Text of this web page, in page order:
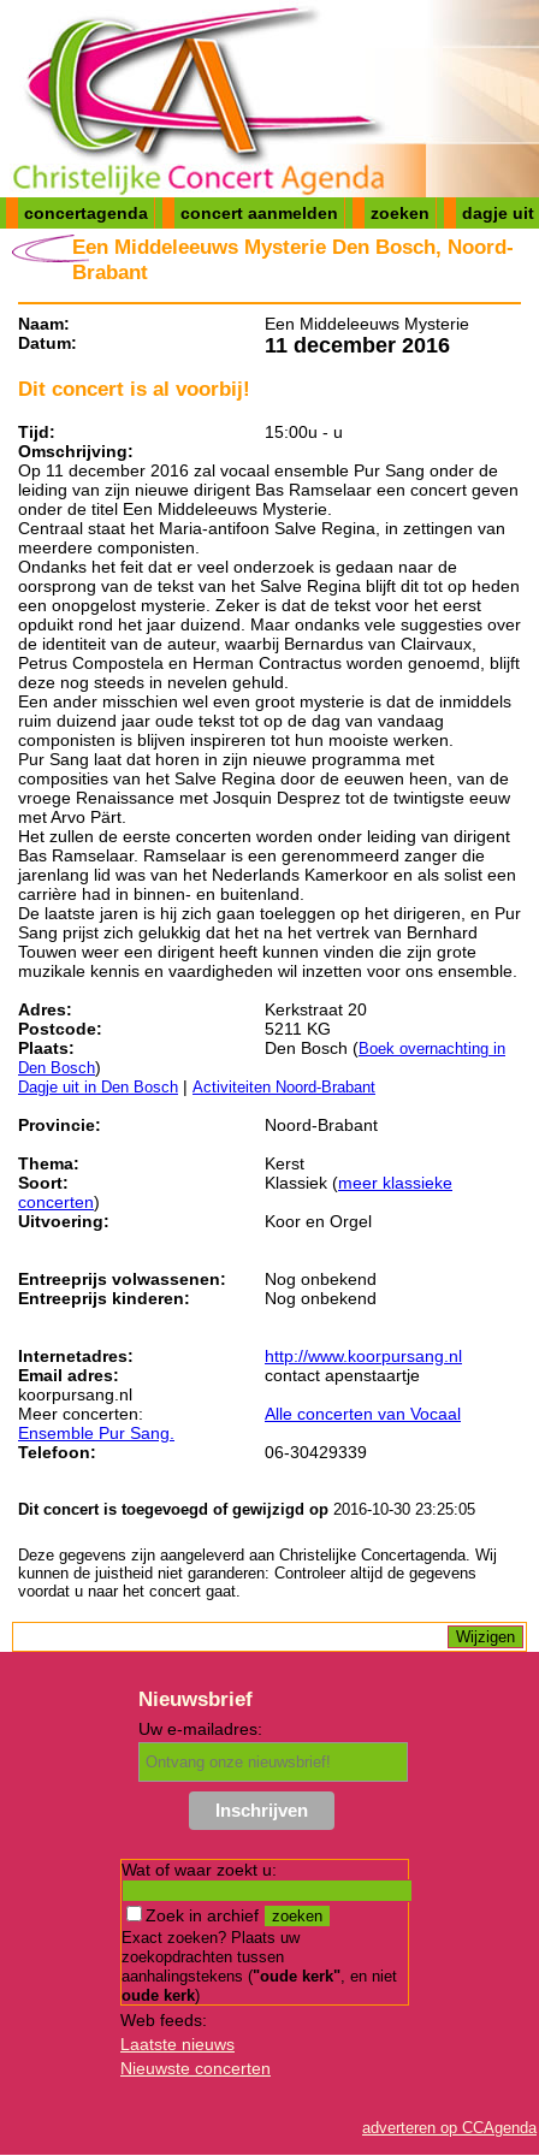
concertagenda concert aanmelden zoeken dagje uit
Een Middeleeuws Mysterie Den Bosch, Noord-
Brabant
Naam:
Een Middeleeuws Mysterie
Datum:
11 december 2016
Dit concert is al voorbij!
Tijd:
15:00u - u
Omschrijving:
Op 11 december 2016 zal vocaal ensemble Pur Sang onder de
leiding van zijn nieuwe dirigent Bas Ramselaar een concert geven
onder de titel Een Middeleeuws Mysterie.
Centraal staat het Maria-antifoon Salve Regina, in zettingen van
meerdere componisten.
Ondanks het feit dat er veel onderzoek is gedaan naar de
oorsprong van de tekst van het Salve Regina blijft dit tot op heden
een onopgelost mysterie. Zeker is dat de tekst voor het eerst
opduikt rond het jaar duizend. Maar ondanks vele suggesties over
de identiteit van de auteur, waarbij Bernardus van Clairvaux,
Petrus Compostela en Herman Contractus worden genoemd, blijft
deze nog steeds in nevelen gehuld.
Een ander misschien wel even groot mysterie is dat de inmiddels
ruim duizend jaar oude tekst tot op de dag van vandaag
componisten is blijven inspireren tot hun mooiste werken.
Pur Sang laat dat horen in zijn nieuwe programma met
composities van het Salve Regina door de eeuwen heen, van de
vroege Renaissance met Josquin Desprez tot de twintigste eeuw
met Arvo Pärt.
Het zullen de eerste concerten worden onder leiding van dirigent
Bas Ramselaar. Ramselaar is een gerenommeerd zanger die
jarenlang lid was van het Nederlands Kamerkoor en als solist een
carrière had in binnen- en buitenland.
De laatste jaren is hij zich gaan toeleggen op het dirigeren, en Pur
Sang prijst zich gelukkig dat het na het vertrek van Bernhard
Touwen weer een dirigent heeft kunnen vinden die zijn grote
muzikale kennis en vaardigheden wil inzetten voor ons ensemble.
Adres:
Kerkstraat 20
Postcode:
5211 KG
Plaats:
Den Bosch (Boek overnachting in
Den Bosch)
Dagje uit in Den Bosch | Activiteiten Noord-Brabant
Provincie:
Noord-Brabant
Thema:
Kerst
Soort:
Klassiek (meer klassieke
concerten)
Uitvoering:
Koor en Orgel
Entreeprijs volwassenen:
Nog onbekend
Entreeprijs kinderen:
Nog onbekend
Internetadres:
http://www.koorpursang.nl
Email adres:
contact apenstaartje
koorpursang.nl
Meer concerten:
Alle concerten van Vocaal
Ensemble Pur Sang.
Telefoon:
06-30429339
Dit concert is toegevoegd of gewijzigd op 2016-10-30 23:25:05
Deze gegevens zijn aangeleverd aan Christelijke Concertagenda. Wij
kunnen de juistheid niet garanderen: Controleer altijd de gegevens
voordat u naar het concert gaat.
Nieuwsbrief
Uw e-mailadres:
Wat of waar zoekt u:
Zoek in archief
Exact zoeken? Plaats uw
zoekopdrachten tussen
aanhalingstekens ("oude kerk", en niet
oude kerk)
Web feeds:
Laatste nieuws
Nieuwste concerten
adverteren op CCAgenda